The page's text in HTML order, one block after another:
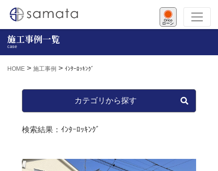
ローン
施工事例一覧
case
HOME > 施工事例 > ｲﾝﾀｰﾛｯｷﾝｸﾞ
カテゴリから探す
検索結果：ｲﾝﾀｰﾛｯｷﾝｸﾞ